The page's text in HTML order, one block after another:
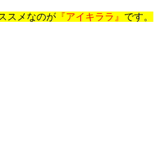
スメなのが 『アイキララ』 です。